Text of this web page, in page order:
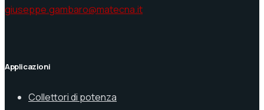
giuseppe.gambaro@matecna.it
Applicazioni
Collettori di potenza